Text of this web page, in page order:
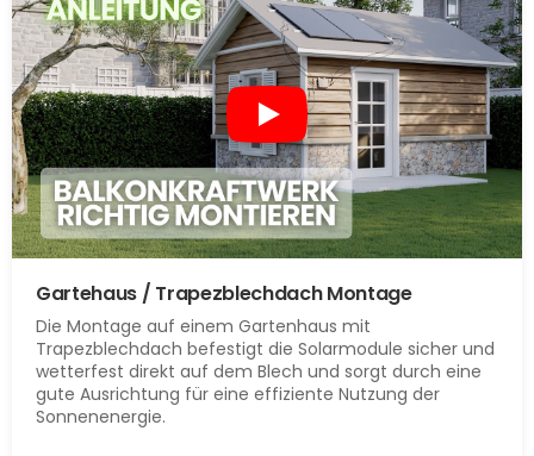
Gartehaus / Trapezblechdach Montage
Die Montage auf einem Gartenhaus mit
Trapezblechdach befestigt die Solarmodule sicher und
wetterfest direkt auf dem Blech und sorgt durch eine
gute Ausrichtung für eine effiziente Nutzung der
Sonnenenergie.